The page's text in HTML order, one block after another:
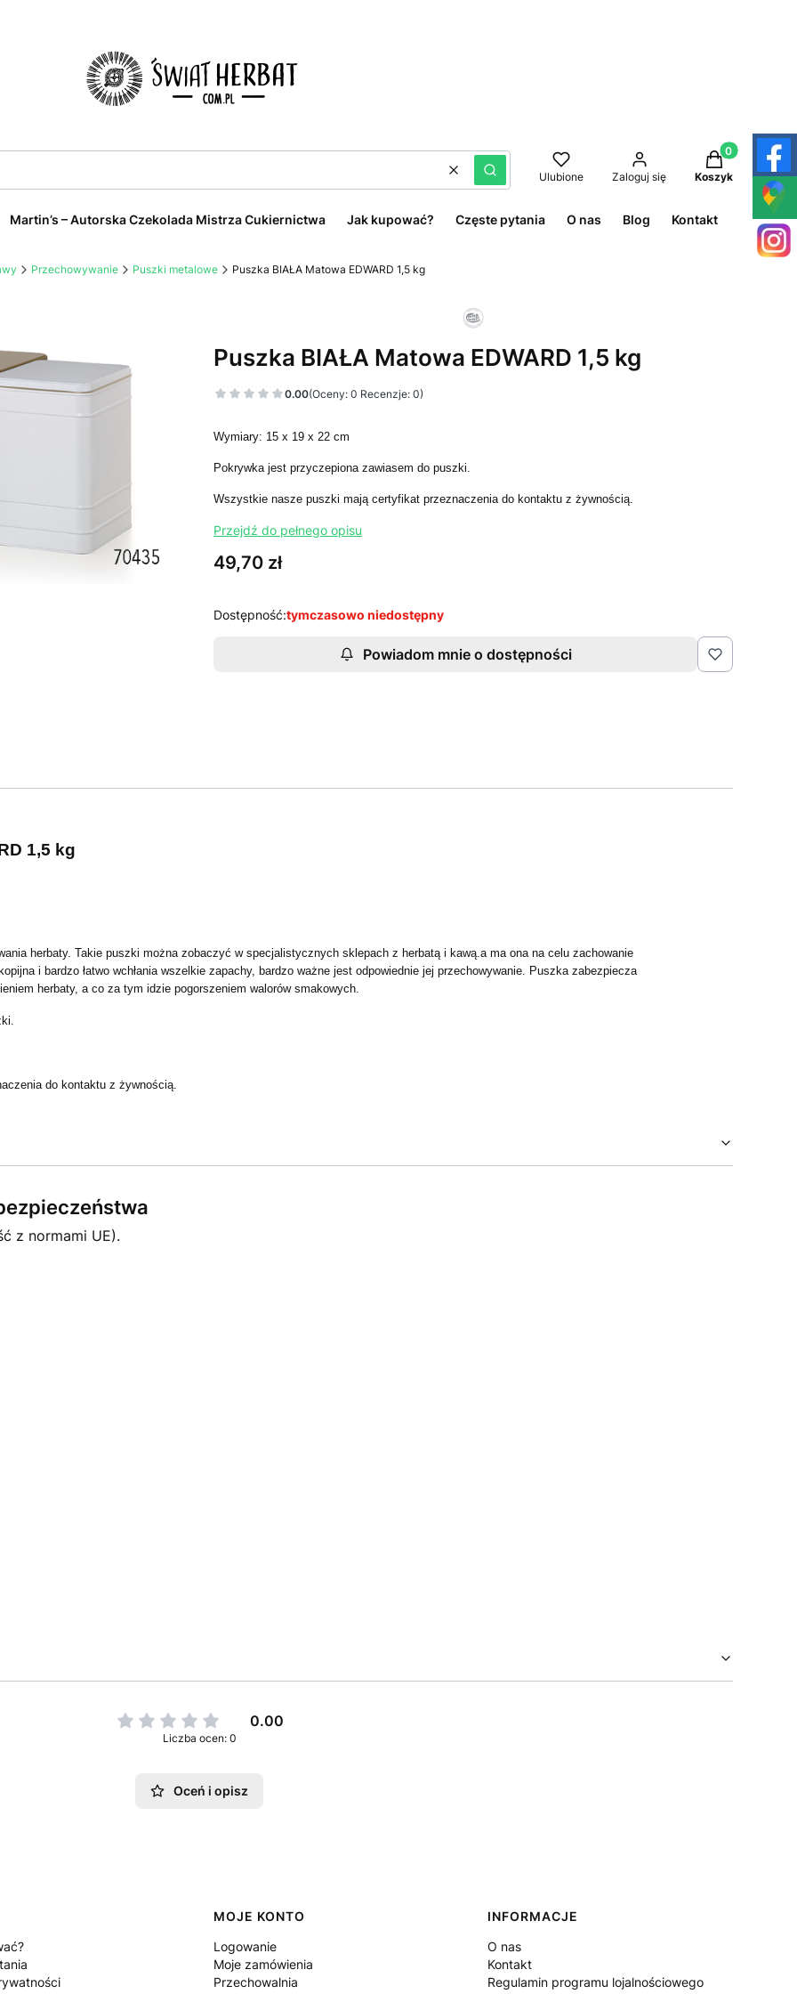
WyczyśćSzukaj Ulubione Zaloguj się
Produkty w
Koszyk
Martin’s – Autorska Czekolada Mistrza Cukiernictwa Jak kupować? Częste pytania O nas Blog Kontakt
Przechowywanie Puszki metalowe Puszka BIAŁA Matowa EDWARD 1,5 kg
Puszka BIAŁA Matowa EDWARD 1,5 kg
0.00(Oceny: 0 Recenzje: 0)
Wymiary: 15 x 19 x 22 cm
Pokrywka jest przyczepiona zawiasem do puszki.
Wszystkie nasze puszki mają certyfikat przeznaczenia do kontaktu z żywnością.
Przejdź do pełnego opisu
Cena
49,70 zł
Dostępność:tymczasowo niedostępny
Powiadom mnie o dostępności
1,5 kg
herbaty. Takie puszki można zobaczyć w specjalistycznych sklepach z herbatą i kawą.a ma ona na celu zachowanie
i bardzo łatwo wchłania wszelkie zapachy, bardzo ważne jest odpowiednie jej przechowywanie. Puszka zabezpiecza
herbaty, a co za tym idzie pogorszeniem walorów smakowych.
do kontaktu z żywnością.
z normami UE).
0.00
Liczba ocen: 0
Oceń i opisz
MOJE KONTO
Logowanie
Moje zamówienia
Przechowalnia
INFORMACJE
O nas
Kontakt
Regulamin programu lojalnościowego